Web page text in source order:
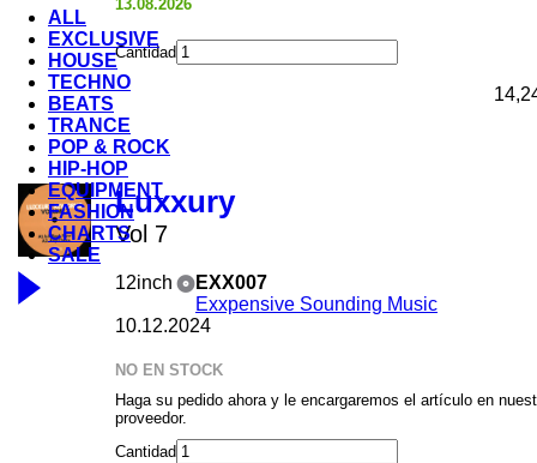
ALL
EXCLUSIVE
HOUSE
TECHNO
BEATS
TRANCE
POP & ROCK
HIP-HOP
EQUIPMENT
FASHION
CHARTS
SALE
13.08.2026
Cantidad
Luxxury
Vol 7
12inch
EXX007
Exxpensive Sounding Music
10.12.2024
NO EN STOCK
Haga su pedido ahora y le encargaremos el artículo en
proveedor.
Cantidad